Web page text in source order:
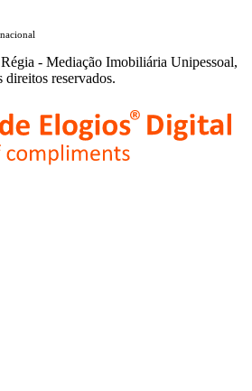
- Mediação Imobiliária Unipessoal,
reservados.